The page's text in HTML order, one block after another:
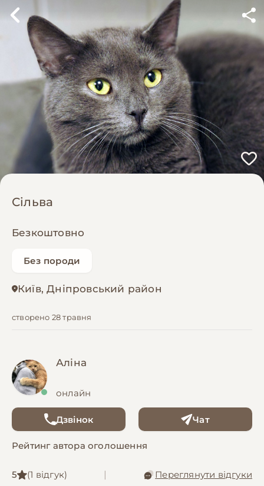
Сільва
Безкоштовно
Без породи
Київ, Дніпровський район
створено 28 травня
Аліна
онлайн
Дзвінок Чат
Рейтинг автора оголошення
5 (1 відгук) Переглянути відгуки